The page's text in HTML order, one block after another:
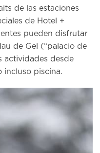
de las estaciones
de Hotel +
pueden disfrutar
de Gel (“palacio de
actividades desde
incluso piscina.